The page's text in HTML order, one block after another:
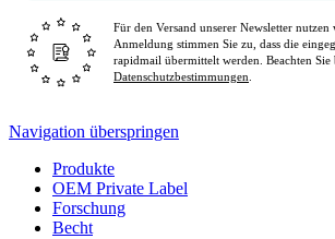
Für den Versand unserer Newsletter
Anmeldung stimmen Sie zu, dass die
rapidmail übermittelt werden. Beachten Sie
Datenschutzbestimmungen
Navigation überspringen
Produkte
OEM Private Label
Forschung
Becht